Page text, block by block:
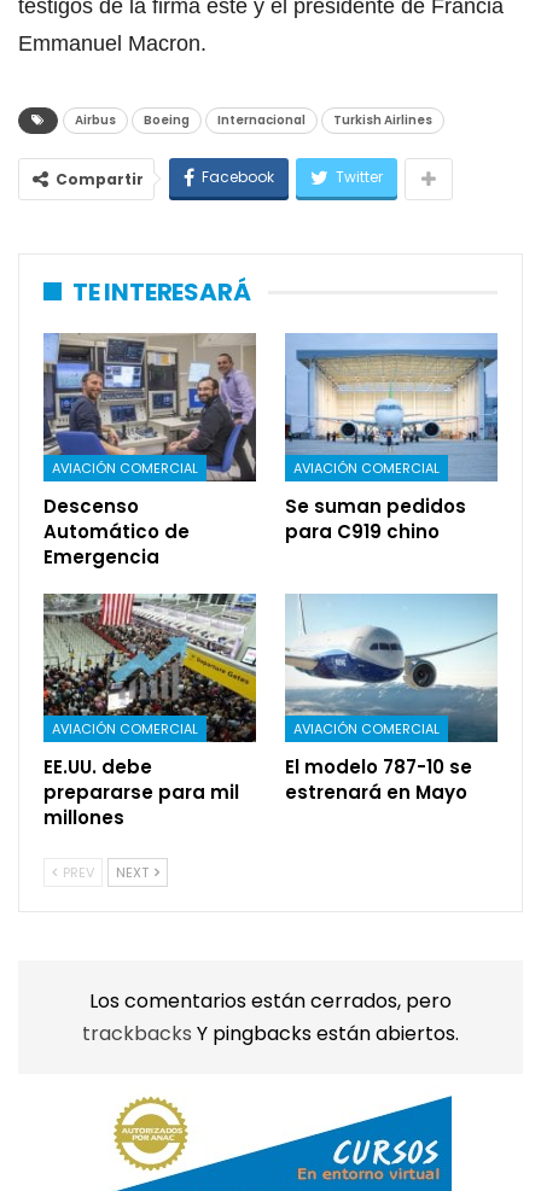
testigos de la firma este y el presidente de Francia
Emmanuel Macron.
Airbus Boeing Internacional Turkish Airlines
Compartir Facebook Twitter
TE INTERESARÁ
AVIACIÓN COMERCIAL
Descenso
Automático de
Emergencia
AVIACIÓN COMERCIAL
Se suman pedidos
para C919 chino
AVIACIÓN COMERCIAL
EE.UU. debe
prepararse para mil
millones
AVIACIÓN COMERCIAL
El modelo 787-10 se
estrenará en Mayo
PREV NEXT
Los comentarios están cerrados, pero
trackbacks Y pingbacks están abiertos.